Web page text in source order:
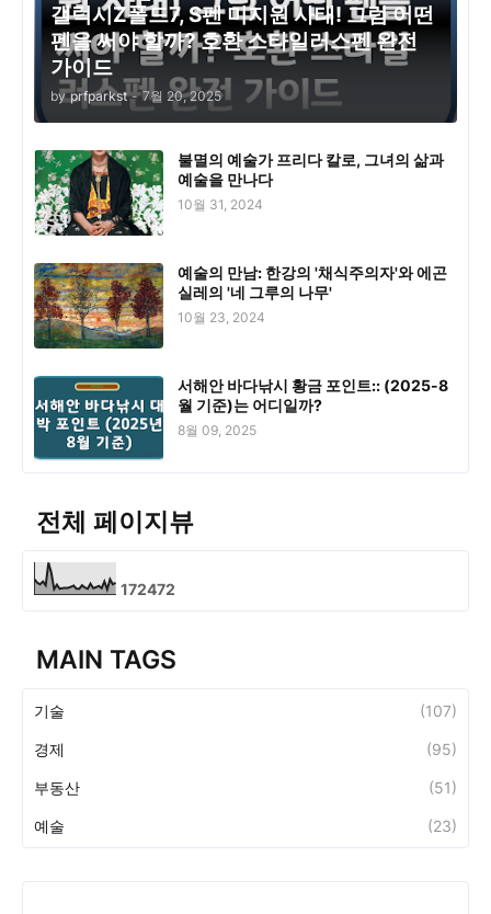
갤럭시Z폴드7, S펜 미지원 사태! 그럼 어떤
펜을 써야 할까? 호환 스타일러스펜 완전
가이드
by prfparkst - 7월 20, 2025
불멸의 예술가 프리다 칼로, 그녀의 삶과
예술을 만나다
10월 31, 2024
예술의 만남: 한강의 '채식주의자'와 에곤
실레의 '네 그루의 나무'
10월 23, 2024
서해안 바다낚시 황금 포인트:: (2025-8
월 기준)는 어디일까?
8월 09, 2025
전체 페이지뷰
172472
MAIN TAGS
기술 (107)
경제 (95)
부동산 (51)
예술 (23)